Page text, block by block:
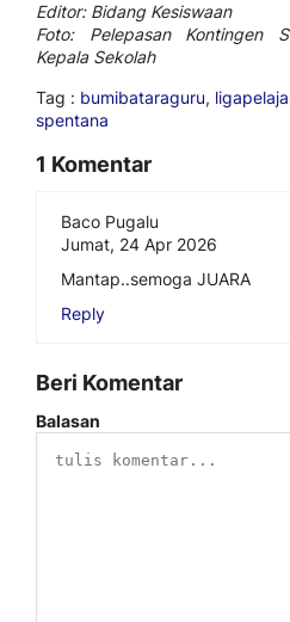
Editor: Bidang Kesiswaan
Foto: Pelepasan Kontingen
Kepala Sekolah
Tag : bumibataraguru,
spentana
1 Komentar
Baco Pugalu
Jumat, 24 Apr 2026
Mantap..semoga JUARA
Reply
Beri Komentar
Balasan